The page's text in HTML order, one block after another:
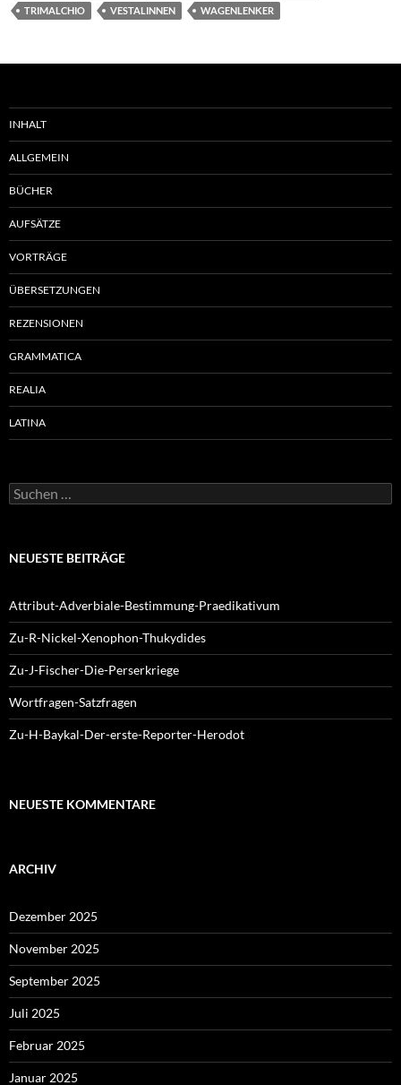
TRIMALCHIO
VESTALINNEN WAGENLENKER
INHALT
ALLGEMEIN
BÜCHER
AUFSÄTZE
VORTRÄGE
ÜBERSETZUNGEN
REZENSIONEN
GRAMMATICA
REALIA
LATINA
Suchen
nach:
NEUESTE BEITRÄGE
Attribut-Adverbiale-Bestimmung-Praedikativum
Zu-R-Nickel-Xenophon-Thukydides
Zu-J-Fischer-Die-Perserkriege
Wortfragen-Satzfragen
Zu-H-Baykal-Der-erste-Reporter-Herodot
NEUESTE KOMMENTARE
ARCHIV
Dezember 2025
November 2025
September 2025
Juli 2025
Februar 2025
Januar 2025